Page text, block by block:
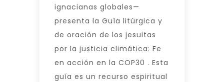
ignacianas globales—
presenta la Guía litúrgica y
de oración de los jesuitas
por la justicia climática: Fe
en acción en la COP30 . Esta
guía es un recurso espiritual